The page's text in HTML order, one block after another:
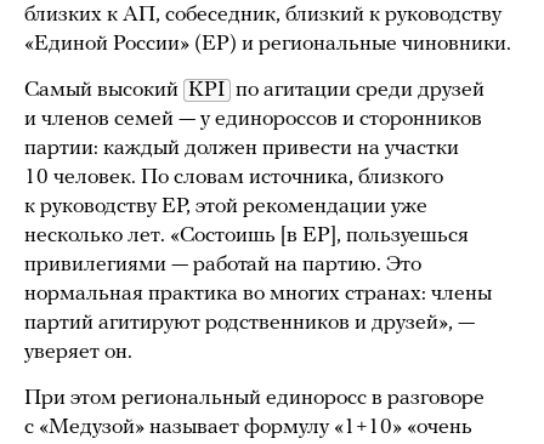
близких к АП, собеседник, близкий к руководству
«Единой России» (ЕР) и региональные чиновники.
Самый высокий KPI по агитации среди друзей
и членов семей — у единороссов и сторонников
партии: каждый должен привести на участки
10 человек. По словам источника, близкого
к руководству ЕР, этой рекомендации уже
несколько лет. «Состоишь [в ЕР], пользуешься
привилегиями — работай на партию. Это
нормальная практика во многих странах: члены
партий агитируют родственников и друзей», —
уверяет он.
При этом региональный единоросс в разговоре
с «Медузой» называет формулу «1+10» «очень